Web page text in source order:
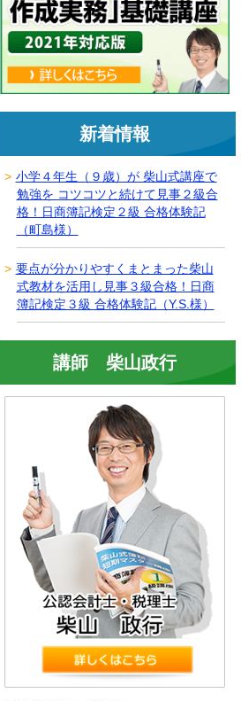
新着情報
小学４年生（９歳）が 柴山式講座で
勉強を コツコツと続けて見事２級合
格！日商簿記検定２級 合格体験記
（町島様）
要点が分かりやすくまとまった柴山
式教材を活用し見事３級合格！日商
簿記検定３級 合格体験記（Y.S.様）
講師 柴山政行